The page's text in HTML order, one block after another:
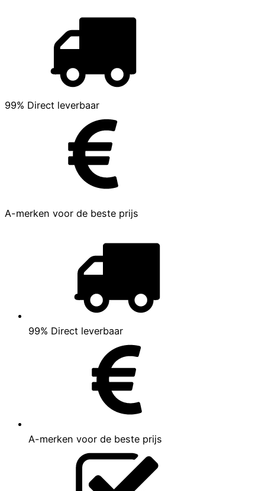
99% Direct leverbaar
A-merken voor de beste prijs
99% Direct leverbaar
A-merken voor de beste prijs